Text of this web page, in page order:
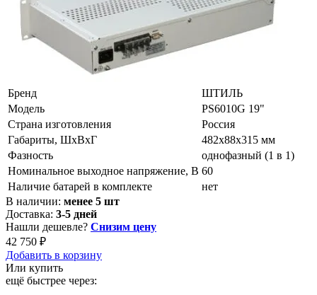
Бренд
ШТИЛЬ
Модель
PS6010G 19"
Страна изготовления
Россия
Габариты, ШхВхГ
482х88х315 мм
Фазность
однофазный (1 в 1)
Номинальное выходное напряжение, В 60
Наличие батарей в комплекте
нет
В наличии: менее 5 шт
Доставка: 3-5 дней
Нашли дешевле? Снизим цену
42 750 ₽
Добавить в корзину
Или купить
ещё быстрее через: